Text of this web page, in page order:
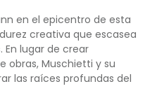
en el epicentro de esta
creativa que escasea
lugar de crear
obras, Muschietti y su
las raíces profundas del